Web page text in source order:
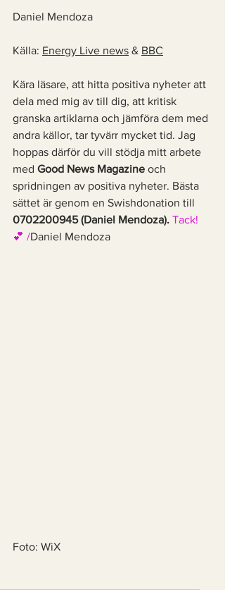
Daniel Mendoza
Källa: Energy Live news & BBC
Kära läsare, att hitta positiva nyheter att
dela med mig av till dig, att kritisk
granska artiklarna och jämföra dem med
andra källor, tar tyvärr mycket tid. Jag
hoppas därför du vill stödja mitt arbete
med Good News Magazine och
spridningen av positiva nyheter. Bästa
sättet är genom en Swishdonation till
0702200945 (Daniel Mendoza). Tack!
💕 /Daniel Mendoza
Foto: WiX